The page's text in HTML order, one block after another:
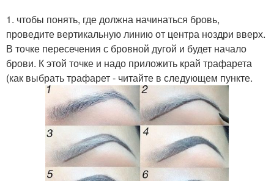
1. чтобы понять, где должна начинаться бровь,
проведите вертикальную линию от центра ноздри вверх.
В точке пересечения с бровной дугой и будет начало
брови. К этой точке и надо приложить край трафарета
(как выбрать трафарет - читайте в следующем пункте.